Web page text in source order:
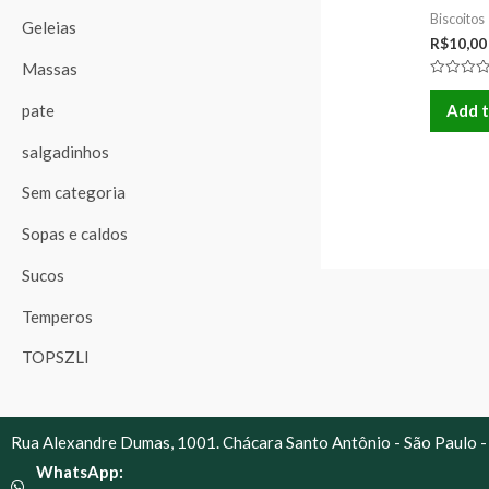
Geleias
Massas
pate
salgadinhos
Sem categoria
Sopas e caldos
Sucos
Temperos
TOPSZLI
Biscoitos
R$10,00
Rated
outAdd
Rua Alexandre Dumas, 1001. Chácara Santo Antônio - São Paulo -
WhatsApp: